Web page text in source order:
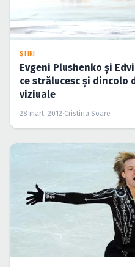
ŞTIRI
Evgeni Plushenko şi
ce strălucesc şi dincolo
viziuale
28 mart. 2012·Cristina Soare